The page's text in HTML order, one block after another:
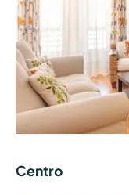
Centro